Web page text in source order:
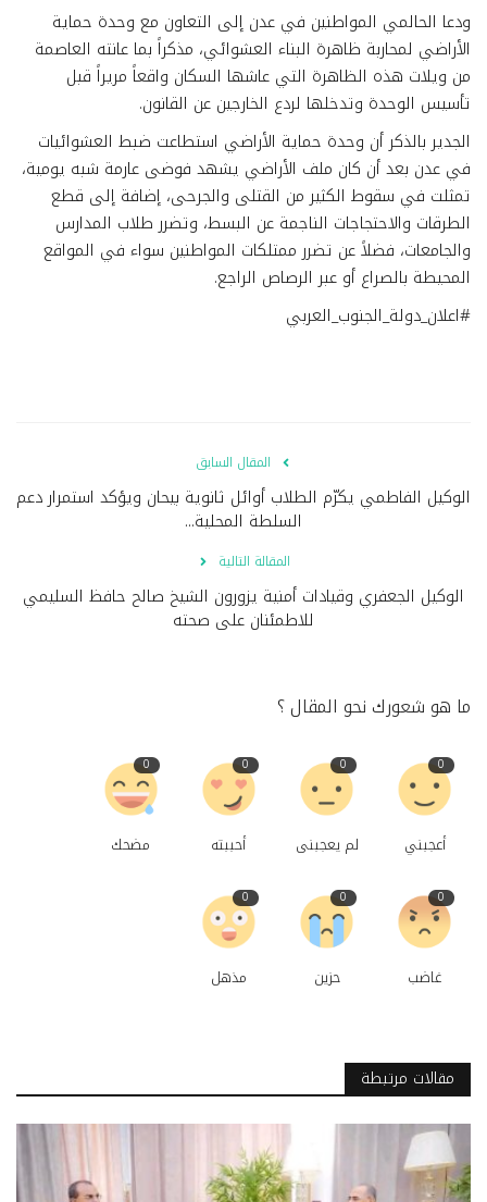
​ودعا الحالمي المواطنين في عدن إلى التعاون مع وحدة حماية
الأراضي لمحاربة ظاهرة البناء العشوائي، مذكراً بما عانته العاصمة
من ويلات هذه الظاهرة التي عاشها السكان واقعاً مريراً قبل
تأسيس الوحدة وتدخلها لردع الخارجين عن القانون.
​الجدير بالذكر أن وحدة حماية الأراضي استطاعت ضبط العشوائيات
في عدن بعد أن كان ملف الأراضي يشهد فوضى عارمة شبه يومية،
تمثلت في سقوط الكثير من القتلى والجرحى، إضافة إلى قطع
الطرقات والاحتجاجات الناجمة عن البسط، وتضرر طلاب المدارس
والجامعات، فضلاً عن تضرر ممتلكات المواطنين سواء في المواقع
المحيطة بالصراع أو عبر الرصاص الراجع.
#اعلان_دولة_الجنوب_العربي
المقال السابق
الوكيل الفاطمي يكرّم الطلاب أوائل ثانوية بيحان ويؤكد استمرار دعم
السلطة المحلية...
المقالة التالية
الوكيل الجعفري وقيادات أمنية يزورون الشيخ صالح حافظ السليمي
للاطمئنان على صحته
ما هو شعورك نحو المقال ؟
0
أعجبني
0
لم يعجبنى
0
أحببته
0
مضحك
0
غاضب
0
حزين
0
مذهل
مقالات مرتبطة